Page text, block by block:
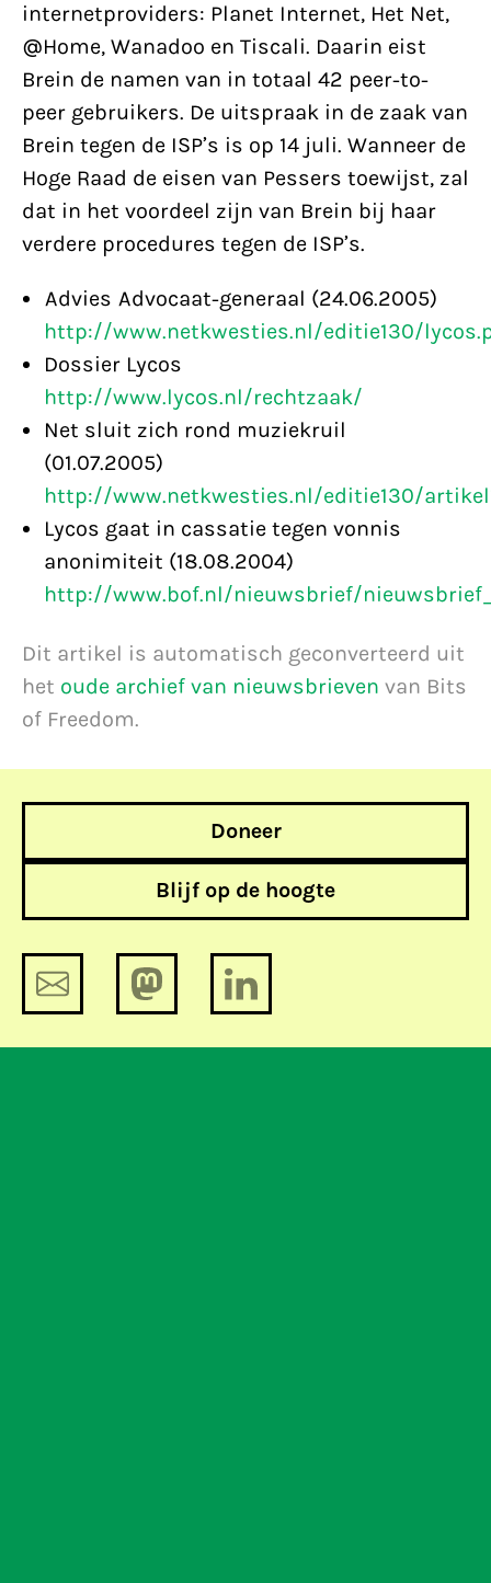
internetproviders: Planet Internet, Het Net,
@Home, Wanadoo en Tiscali. Daarin eist
Brein de namen van in totaal 42 peer-to-
peer gebruikers. De uitspraak in de zaak van
Brein tegen de ISP’s is op 14 juli. Wanneer de
Hoge Raad de eisen van Pessers toewijst, zal
dat in het voordeel zijn van Brein bij haar
verdere procedures tegen de ISP’s.
Advies Advocaat-generaal (24.06.2005)
http://www.netkwesties.nl/editie130/
Dossier Lycos
http://www.lycos.nl/rechtzaak/
Net sluit zich rond muziekruil
(01.07.2005)
http://www.netkwesties.nl/editie130/
Lycos gaat in cassatie tegen vonnis
anonimiteit (18.08.2004)
http://www.bof.nl/nieuwsbrief/
Dit artikel is automatisch geconverteerd uit
het oude archief van nieuwsbrieven van Bits
of Freedom.
Doneer
Blijf op de hoogte